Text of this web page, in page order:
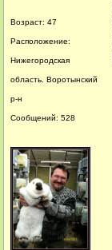
Возраст: 47
Расположение:
Нижегородская
область. Воротынский
р-н
Сообщений: 528